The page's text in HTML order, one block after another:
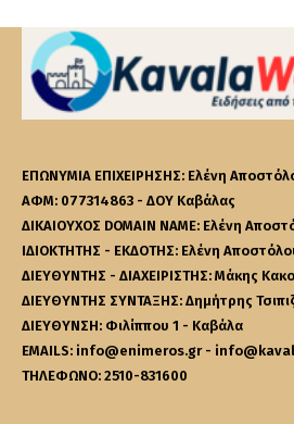
ΕΠΩΝΥΜΙΑ ΕΠΙΧΕΙΡΗΣΗΣ: Ελένη
ΑΦΜ: 077314863 - ΔΟΥ Καβάλας
ΔΙΚΑΙΟΥΧΟΣ DOMAIN NAME: Ελένη
ΙΔΙΟΚΤΗΤΗΣ - ΕΚΔΟΤΗΣ: Ελένη
ΔΙΕΥΘΥΝΤΗΣ - ΔΙΑΧΕΙΡΙΣΤΗΣ: Μάκης
ΔΙΕΥΘΥΝΤΗΣ ΣΥΝΤΑΞΗΣ: Δημήτρης
ΔΙΕΥΘΥΝΣΗ: Φιλίππου 1 - Καβάλα
EMAILS: info@enimeros.gr -
ΤΗΛΕΦΩΝΟ: 2510-831600